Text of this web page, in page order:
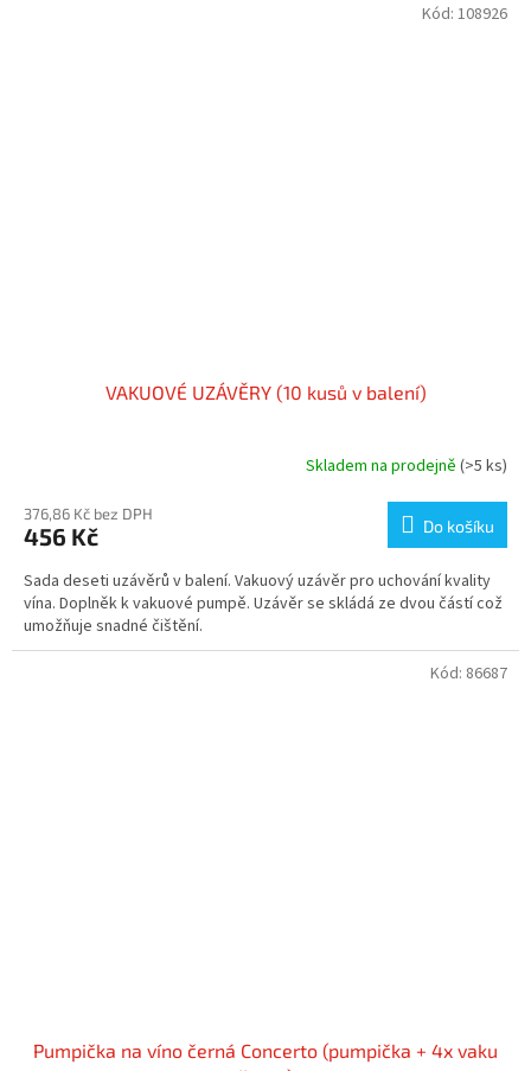
VAKUOVÉ UZÁVĚRY (10 kusů v balení)
Skladem na prodejně (>5 ks)
376,86 Kč bez DPH
456 Kč Do košíku
Sada deseti uzávěrů v balení. Vakuový uzávěr pro uchování kvality
vína. Doplněk k vakuové pumpě. Uzávěr se skládá ze dvou částí což
umožňuje snadné čištění.
Kód: 108926
Pumpička na víno černá Concerto (pumpička + 4x vaku
Kód: 86687